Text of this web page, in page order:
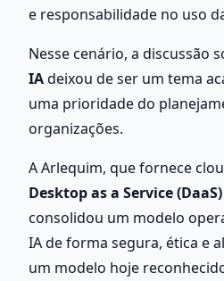
e responsabilidade no uso
Nesse cenário, a discussão
IA deixou de ser um tema
uma prioridade do
organizações.
Desktop as a Service (DaaS)
consolidou um modelo
IA de forma segura, ética e
um modelo hoje